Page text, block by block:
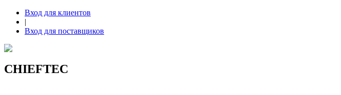
Вход для клиентов
|
Вход для поставщиков
CHIEFTEC